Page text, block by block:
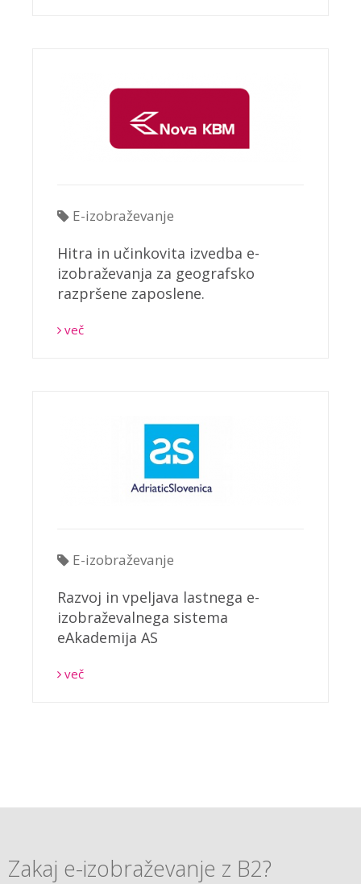
E-izobraževanje
Hitra in učinkovita izvedba e-
izobraževanja za geografsko
razpršene zaposlene.
več
E-izobraževanje
Razvoj in vpeljava lastnega e-
izobraževalnega sistema
eAkademija AS
več
Zakaj e-izobraževanje z B2?